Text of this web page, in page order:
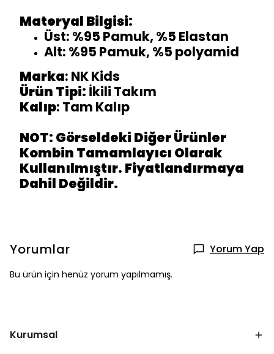
Materyal Bilgisi:
Üst: %95 Pamuk, %5 Elastan
Alt: %95 Pamuk, %5 polyamid
Marka: NK Kids
Ürün Tipi: İkili Takım
Kalıp: Tam Kalıp
NOT: Görseldeki Diğer Ürünler
Kombin Tamamlayıcı Olarak
Kullanılmıştır. Fiyatlandırmaya
Dahil Değildir.
Yorumlar Yorum Yap
Bu ürün için henüz yorum yapılmamış.
Kurumsal